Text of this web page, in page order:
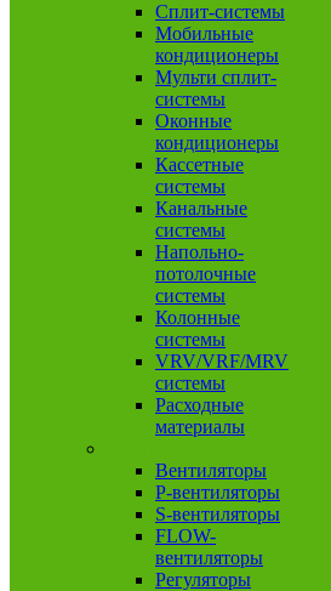
Сплит-системы
Мобильные
кондиционеры
Мульти сплит-
системы
Оконные
кондиционеры
Кассетные
системы
Канальные
системы
Напольно-
потолочные
системы
Колонные
системы
VRV/VRF/MRV
системы
Расходные
материалы
Вентиляторы
P-вентиляторы
S-вентиляторы
FLOW-
вентиляторы
Регуляторы